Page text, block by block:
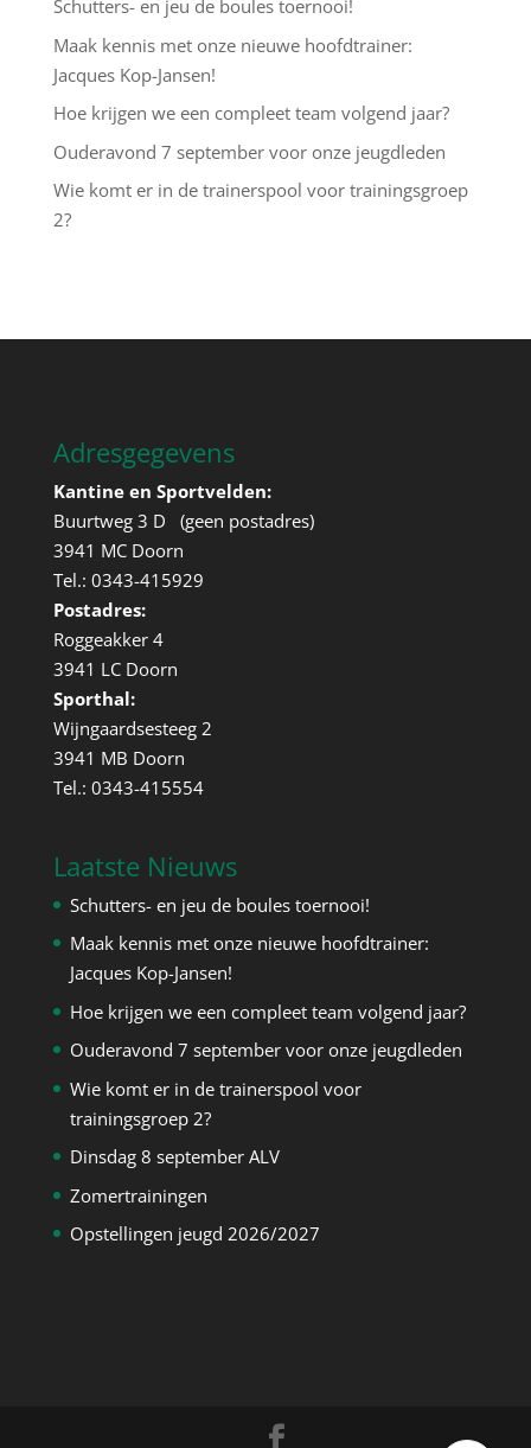
Schutters- en jeu de boules toernooi!
Maak kennis met onze nieuwe hoofdtrainer:
Jacques Kop-Jansen!
Hoe krijgen we een compleet team volgend jaar?
Ouderavond 7 september voor onze jeugdleden
Wie komt er in de trainerspool voor trainingsgroep
2?
Adresgegevens
Kantine en Sportvelden:
Buurtweg 3 D (geen postadres)
3941 MC Doorn
Tel.: 0343-415929
Postadres:
Roggeakker 4
3941 LC Doorn
Sporthal:
Wijngaardsesteeg 2
3941 MB Doorn
Tel.: 0343-415554
Laatste Nieuws
Schutters- en jeu de boules toernooi!
Maak kennis met onze nieuwe hoofdtrainer:
Jacques Kop-Jansen!
Hoe krijgen we een compleet team volgend jaar?
Ouderavond 7 september voor onze jeugdleden
Wie komt er in de trainerspool voor
trainingsgroep 2?
Dinsdag 8 september ALV
Zomertrainingen
Opstellingen jeugd 2026/2027